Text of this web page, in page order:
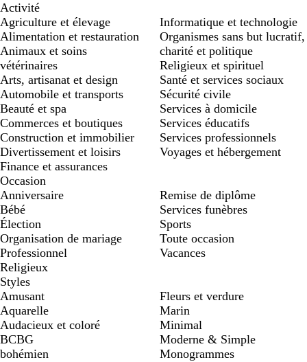
Activité
Agriculture et élevage
Alimentation et restauration
Animaux et soins
vétérinaires
Arts, artisanat et design
Automobile et transports
Beauté et spa
Commerces et boutiques
Construction et immobilier
Divertissement et loisirs
Finance et assurances
Informatique et technologie
Organismes sans but lucratif,
charité et politique
Religieux et spirituel
Santé et services sociaux
Sécurité civile
Services à domicile
Services éducatifs
Services professionnels
Voyages et hébergement
Occasion
Anniversaire
Bébé
Élection
Organisation de mariage
Professionnel
Religieux
Remise de diplôme
Services funèbres
Sports
Toute occasion
Vacances
Styles
Amusant
Aquarelle
Audacieux et coloré
BCBG
bohémien
Fleurs et verdure
Marin
Minimal
Moderne & Simple
Monogrammes